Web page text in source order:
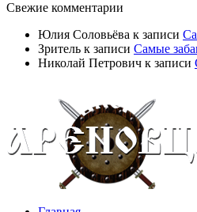
Свежие комментарии
Юлия Соловьёва к записи
Зритель к записи Самые
Николай Петрович к записи